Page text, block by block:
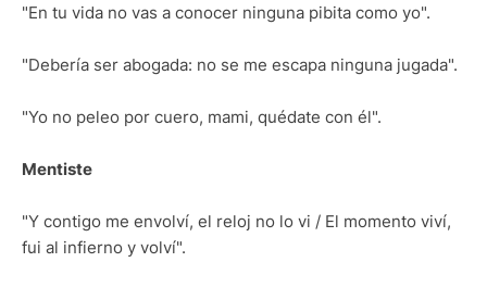
"En tu vida no vas a conocer ninguna pibita como yo".
"Debería ser abogada: no se me escapa ninguna jugada".
"Yo no peleo por cuero, mami, quédate con él".
Mentiste
"Y contigo me envolví, el reloj no lo vi / El momento viví,
fui al infierno y volví".